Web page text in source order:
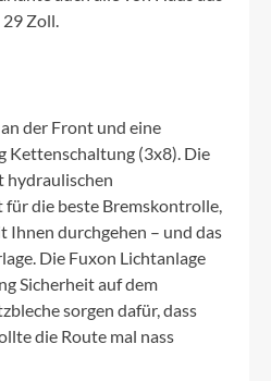
Zoll.
der Front und eine
Kettenschaltung (3x8). Die
hydraulischen
für die beste Bremskontrolle,
Ihnen durchgehen – und das
Die Fuxon Lichtanlage
Sicherheit auf dem
sorgen dafür, dass
die Route mal nass